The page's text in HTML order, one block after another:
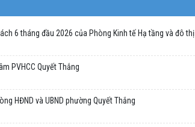
6 tháng đầu 2026 của Phòng Kinh tế Hạ tầng và đô thị
PVHCC Quyết Thắng
HĐND và UBND phường Quyết Thắng